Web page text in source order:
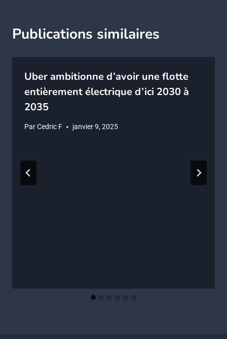
Publications similaires
Uber ambitionne d’avoir une flotte
entièrement électrique d’ici 2030 à
2035
ParCedric F janvier 9, 2025